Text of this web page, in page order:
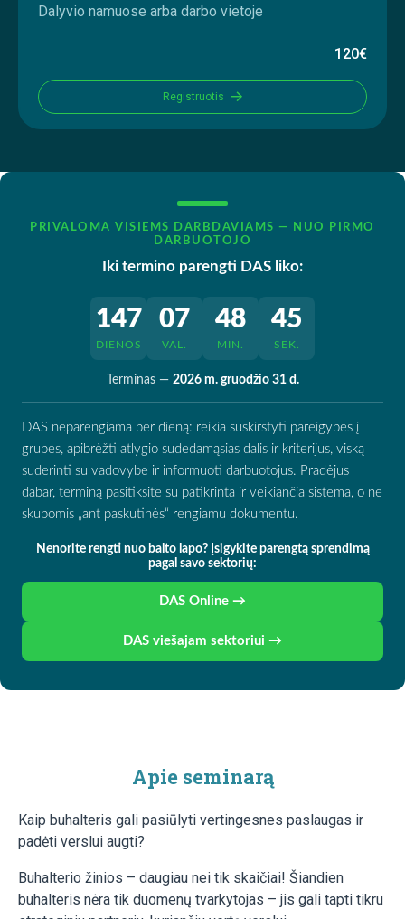
Dalyvio namuose arba darbo vietoje
120€
Registruotis
PRIVALOMA VISIEMS DARBDAVIAMS — NUO PIRMO
DARBUOTOJO
Iki termino parengti DAS liko:
147
DIENOS
07
VAL.
48
MIN.
44
SEK.
Terminas — 2026 m. gruodžio 31 d.
DAS neparengiama per dieną: reikia suskirstyti pareigybes į
grupes, apibrėžti atlygio sudedamąsias dalis ir kriterijus, viską
suderinti su vadovybe ir informuoti darbuotojus. Pradėjus
dabar, terminą pasitiksite su patikrinta ir veikiančia sistema, o ne
skubomis „ant paskutinės“ rengiamu dokumentu.
Nenorite rengti nuo balto lapo? Įsigykite parengtą sprendimą
pagal savo sektorių:
DAS Online →
DAS viešajam sektoriui →
Apie seminarą
Kaip buhalteris gali pasiūlyti vertingesnes paslaugas ir
padėti verslui augti?
Buhalterio žinios – daugiau nei tik skaičiai! Šiandien
buhalteris nėra tik duomenų tvarkytojas – jis gali tapti tikru